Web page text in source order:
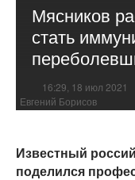
Мясников
стать
16:29, 18 июл 2021
Евгений Борисов
Известный
поделился